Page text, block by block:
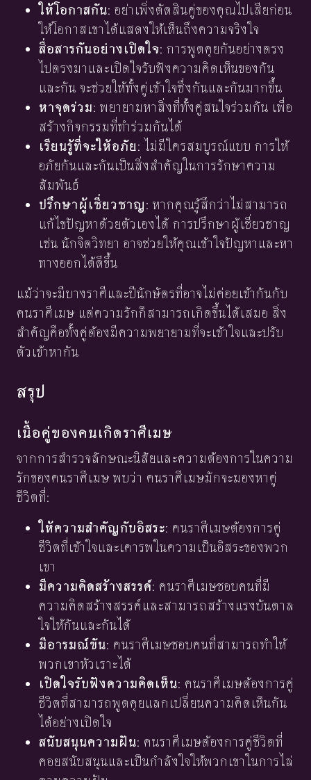
ให้โอกาสกัน: อย่าเพิ่งตัดสินคู่ของคุณไปเสียก่อน
ให้โอกาสเขาได้แสดงให้เห็นถึงความจริงใจ
สื่อสารกันอย่างเปิดใจ: การพูดคุยกันอย่างตรง
ไปตรงมาและเปิดใจรับฟังความคิดเห็นของกัน
และกัน จะช่วยให้ทั้งคู่เข้าใจซึ่งกันและกันมากขึ้น
หาจุดร่วม: พยายามหาสิ่งที่ทั้งคู่สนใจร่วมกัน เพื่อ
สร้างกิจกรรมที่ทำร่วมกันได้
เรียนรู้ที่จะให้อภัย: ไม่มีใครสมบูรณ์แบบ การให้
อภัยกันและกันเป็นสิ่งสำคัญในการรักษาความ
สัมพันธ์
ปรึกษาผู้เชี่ยวชาญ: หากคุณรู้สึกว่าไม่สามารถ
แก้ไขปัญหาด้วยตัวเองได้ การปรึกษาผู้เชี่ยวชาญ
เช่น นักจิตวิทยา อาจช่วยให้คุณเข้าใจปัญหาและหา
ทางออกได้ดีขึ้น
แม้ว่าจะมีบางราศีและปีนักษัตรที่อาจไม่ค่อยเข้ากันกับ
คนราศีเมษ แต่ความรักก็สามารถเกิดขึ้นได้เสมอ สิ่ง
สำคัญคือทั้งคู่ต้องมีความพยายามที่จะเข้าใจและปรับ
ตัวเข้าหากัน
สรุป
เนื้อคู่ของคนเกิดราศีเมษ
จากการสำรวจลักษณะนิสัยและความต้องการในความ
รักของคนราศีเมษ พบว่า คนราศีเมษมักจะมองหาคู่
ชีวิตที่:
ให้ความสำคัญกับอิสระ: คนราศีเมษต้องการคู่
ชีวิตที่เข้าใจและเคารพในความเป็นอิสระของพวก
เขา
มีความคิดสร้างสรรค์: คนราศีเมษชอบคนที่มี
ความคิดสร้างสรรค์และสามารถสร้างแรงบันดาล
ใจให้กันและกันได้
มีอารมณ์ขัน: คนราศีเมษชอบคนที่สามารถทำให้
พวกเขาหัวเราะได้
เปิดใจรับฟังความคิดเห็น: คนราศีเมษต้องการคู่
ชีวิตที่สามารถพูดคุยแลกเปลี่ยนความคิดเห็นกัน
ได้อย่างเปิดใจ
สนับสนุนความฝัน: คนราศีเมษต้องการคู่ชีวิตที่
คอยสนับสนุนและเป็นกำลังใจให้พวกเขาในการไล่